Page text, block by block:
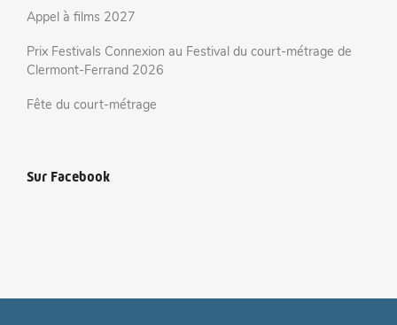
Appel à films 2027
Prix Festivals Connexion au Festival du court-métrage de
Clermont-Ferrand 2026
Fête du court-métrage
Sur Facebook